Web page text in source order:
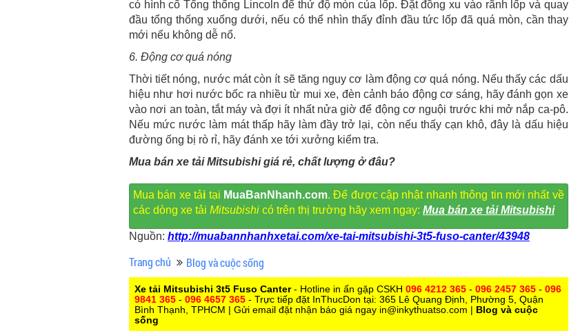
có hình cố Tổng thống Lincoln để thử độ mòn của lốp. Đặt đồng xu vào rãnh lốp và quay
đầu tổng thống xuống dưới, nếu có thể nhìn thấy đỉnh đầu tức lốp đã quá mòn, cần thay
mới nếu không dễ nổ.
6. Động cơ quá nóng
Thời tiết nóng, nước mát còn ít sẽ tăng nguy cơ làm động cơ quá nóng. Nếu thấy các dấu
hiệu như hơi nước bốc ra nhiều từ mui xe, đèn cảnh báo động cơ sáng, hãy đánh gọn xe
vào nơi an toàn, tắt máy và đợi ít nhất nửa giờ để động cơ nguội trước khi mở nắp ca-pô.
Nếu mức nước làm mát thấp hãy làm đầy trở lại, còn nếu thấy cạn khô, đây là dấu hiệu
đường ống bị rò rỉ, hãy đánh xe tới xưởng kiểm tra.
Mua bán xe tải Mitsubishi giá rẻ, chất lượng ở đâu?
Mua bán xe tải tại MuaBanNhanh.com. Để được cập nhật nhanh thông tin mới nhất về
các dòng xe tải Mitsubishi có trên thị trường hãy xem ngay: Mua bán xe tải Mitsubishi
Nguồn: http://muabannhanhxetai.com/xe-tai-mitsubishi-3t5-fuso-canter/43948
Trang chủ Blog và cuộc sống
Xe tải Mitsubishi 3t5 Fuso Canter- Hotline in ấn gặp CSKH 096 4212 365 - 096 2457 365 - 096
9841 365 - 096 4657 365 - Trực tiếp đặt InThucDon tại: 365 Lê Quang Định, Phường 5, Quận
Bình Thạnh, TPHCM | Gửi email đặt nhận báo giá ngay in@inkythuatso.com | Blog và cuộc
sống